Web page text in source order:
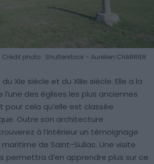
Crédit photo : Shutterstock – Aurelien CHARRIER
XIe siècle et du XIIIe siècle. Elle a la
des églises les plus anciennes
pour cela qu’elle est classée
Outre son architecture
à l’intérieur un témoignage
de Saint-Suliac. Une visite
permettra d’en apprendre plus sur ce